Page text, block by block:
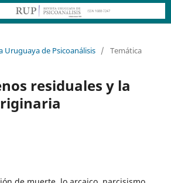
Uruguaya de Psicoanálisis / Temática
residuales y la